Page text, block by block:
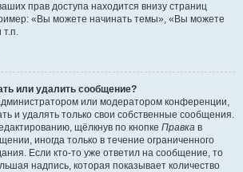
прав доступа находится внизу страниц
«Вы можете начинать темы», «Вы можете
т.п.
или удалить сообщение?
или модератором конференции,
и удалять только свои собственные сообщения.
щёлкнув по кнопке Правка в
иногда только в течение ограниченного
Если кто-то уже ответил на сообщение, то
надпись, которая показывает количество